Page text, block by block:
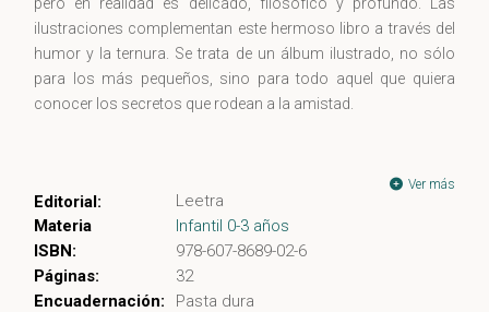
ilustraciones complementan este hermoso libro a través del
humor y la ternura. Se trata de un álbum ilustrado, no sólo
para los más pequeños, sino para todo aquel que quiera
conocer los secretos que rodean a la amistad.
Ver más
Editorial:
Leetra
Materia
Infantil 0-3 años
ISBN:
978-607-8689-02-6
Páginas:
32
Encuadernación:
Pasta dura